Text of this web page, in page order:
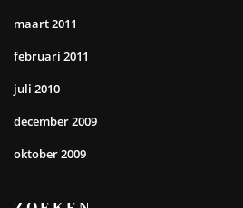
maart 2011
februari 2011
juli 2010
december 2009
oktober 2009